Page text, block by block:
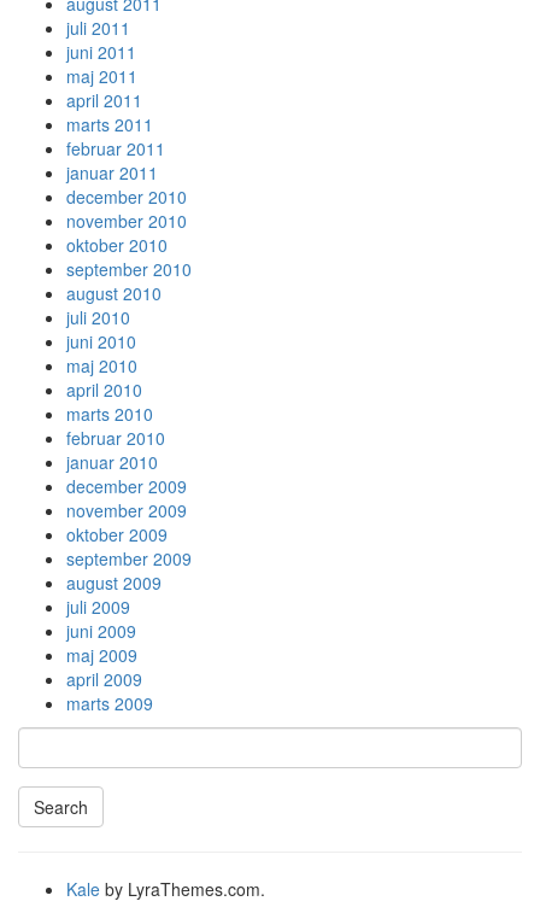
juli 2011
juni 2011
maj 2011
april 2011
marts 2011
februar 2011
januar 2011
december 2010
november 2010
oktober 2010
september 2010
august 2010
juli 2010
juni 2010
maj 2010
april 2010
marts 2010
februar 2010
januar 2010
december 2009
november 2009
oktober 2009
september 2009
august 2009
juli 2009
juni 2009
maj 2009
april 2009
marts 2009
Search
Kale by LyraThemes.com.